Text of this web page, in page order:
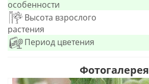
особенности
Высота взрослого
растения
Период цветения
Фотогалерея